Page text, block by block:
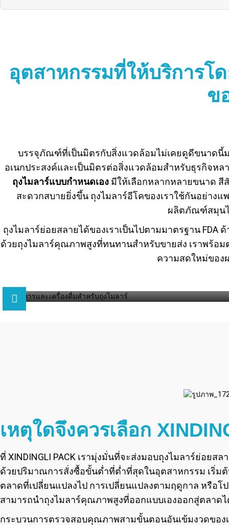
อุตสาหกรรมที่ให้บริการโ
ข
บรรจุภัณฑ์ที่เป็นมิตรกับสิ่งแวดล้อมไม่เคยดูดีขนาดนี้
อเนกประสงค์และเป็นมิตรต่อสิ่งแวดล้อมสำหรับธุรกิจห
ถุงไมลาร์แบบกำหนดเอง มีให้เลือกหลากหลายขนาด สี
สะดวกสบายยิ่งขึ้น ถุงไมลาร์อีโคของเราใช้กันอย่าง
ผลิตภัณฑ์สมุนไ
ถุงไมลาร์ย่อยสลายได้ของเราเป็นไปตามมาตรฐาน
ด้วยถุงไมลาร์คุณภาพสูงที่ทนทานสำหรับขายส่ง เราพร้อ
ความสดใหม่ของ
เหตุใดจึงควรเลือก
ที่ XINDINGLI PACK เรามุ่งมั่นที่จะส่งมอบถุงไมลาร์ย่อ
ด้วยปริมาณการสั่งซื้อขั้นต่ำที่ต่ำที่สุดในอุตสาหกรรม เริ่ม
ตลาดที่เปลี่ยนแปลงไป การเปลี่ยนแปลงตามฤดูกาล หรือโ
สามารถนำถุงไมลาร์คุณภาพสูงที่ออกแบบเองออกสู่ตลาด
กระบวนการตรวจสอบคุณภาพสามขั้นตอนอันเข้มงวดขอ